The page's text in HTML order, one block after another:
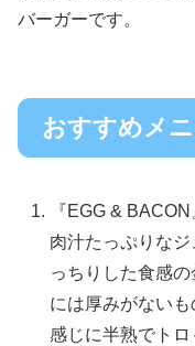
バーガーです。
おすすめメ
『EGG & BACON
肉汁たっぷりな
っちりした食感
には厚みがない
感じに半熟でト